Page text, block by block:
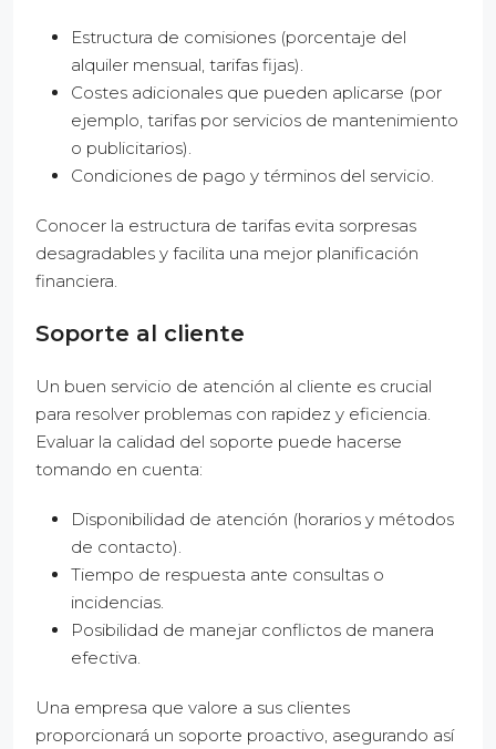
Estructura de comisiones (porcentaje del
alquiler mensual, tarifas fijas).
Costes adicionales que pueden aplicarse (por
ejemplo, tarifas por servicios de mantenimiento
o publicitarios).
Condiciones de pago y términos del servicio.
Conocer la estructura de tarifas evita sorpresas
desagradables y facilita una mejor planificación
financiera.
Soporte al cliente
Un buen servicio de atención al cliente es crucial
para resolver problemas con rapidez y eficiencia.
Evaluar la calidad del soporte puede hacerse
tomando en cuenta:
Disponibilidad de atención (horarios y métodos
de contacto).
Tiempo de respuesta ante consultas o
incidencias.
Posibilidad de manejar conflictos de manera
efectiva.
Una empresa que valore a sus clientes
proporcionará un soporte proactivo, asegurando así